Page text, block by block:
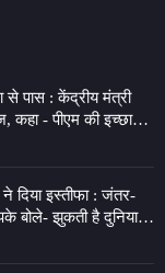
से पास : केंद्रीय मंत्री
कहा - पीएम की इच्छा
ने दिया इस्तीफा : जंतर-
बोले- झुकती है दुनिया,